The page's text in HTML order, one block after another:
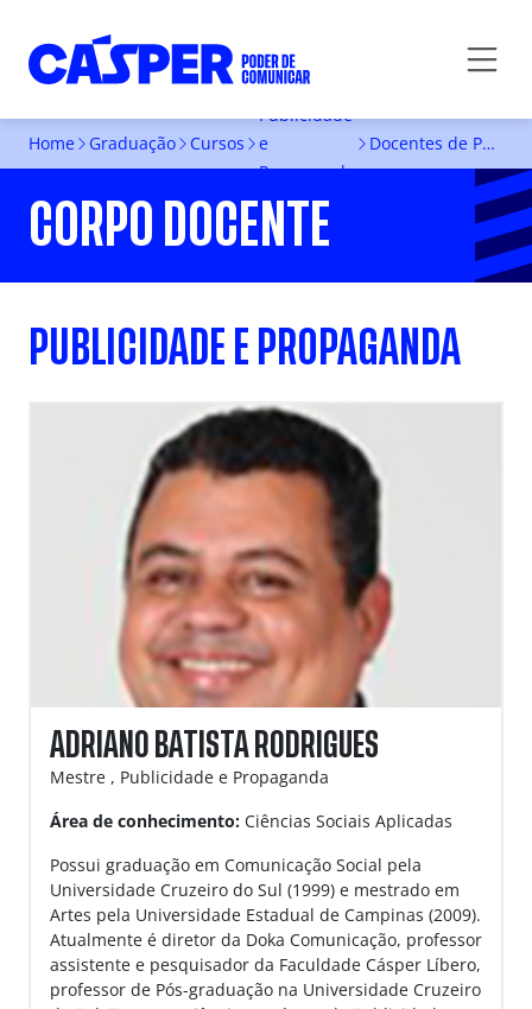
Home Graduação Cursos
Publicidade
e
Propaganda
Docentes de Publicidade e Propaganda
CORPO DOCENTE
PUBLICIDADE E PROPAGANDA
ADRIANO BATISTA RODRIGUES
Mestre , Publicidade e Propaganda
Área de conhecimento: Ciências Sociais Aplicadas
Possui graduação em Comunicação Social pela
Universidade Cruzeiro do Sul (1999) e mestrado em
Artes pela Universidade Estadual de Campinas (2009).
Atualmente é diretor da Doka Comunicação, professor
assistente e pesquisador da Faculdade Cásper Líbero,
professor de Pós-graduação na Universidade Cruzeiro